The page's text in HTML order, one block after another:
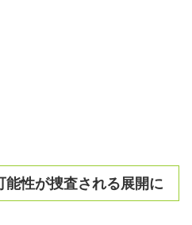
能性が捜査される展開に